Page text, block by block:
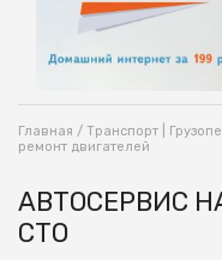
Главная / Транспорт |
ремонт двигателей
АВТОСЕРВИС
СТО